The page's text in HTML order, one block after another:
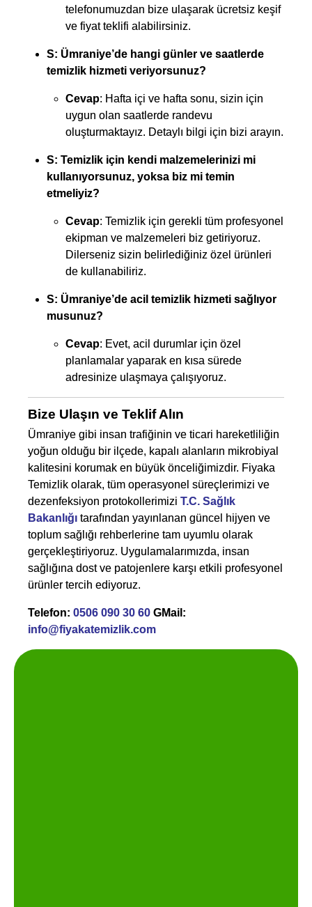
telefonumuzdan bize ulaşarak ücretsiz keşif
ve fiyat teklifi alabilirsiniz.
S: Ümraniye’de hangi günler ve saatlerde
temizlik hizmeti veriyorsunuz?
Cevap: Hafta içi ve hafta sonu, sizin için
uygun olan saatlerde randevu
oluşturmaktayız. Detaylı bilgi için bizi arayın.
S: Temizlik için kendi malzemelerinizi mi
kullanıyorsunuz, yoksa biz mi temin
etmeliyiz?
Cevap: Temizlik için gerekli tüm profesyonel
ekipman ve malzemeleri biz getiriyoruz.
Dilerseniz sizin belirlediğiniz özel ürünleri
de kullanabiliriz.
S: Ümraniye’de acil temizlik hizmeti sağlıyor
musunuz?
Cevap: Evet, acil durumlar için özel
planlamalar yaparak en kısa sürede
adresinize ulaşmaya çalışıyoruz.
Bize Ulaşın ve Teklif Alın
Ümraniye gibi insan trafiğinin ve ticari hareketliliğin
yoğun olduğu bir ilçede, kapalı alanların mikrobiyal
kalitesini korumak en büyük önceliğimizdir. Fiyaka
Temizlik olarak, tüm operasyonel süreçlerimizi ve
dezenfeksiyon protokollerimizi T.C. Sağlık
Bakanlığı tarafından yayınlanan güncel hijyen ve
toplum sağlığı rehberlerine tam uyumlu olarak
gerçekleştiriyoruz. Uygulamalarımızda, insan
sağlığına dost ve patojenlere karşı etkili profesyonel
ürünler tercih ediyoruz.
Telefon: 0506 090 30 60 GMail:
info@fiyakatemizlik.com